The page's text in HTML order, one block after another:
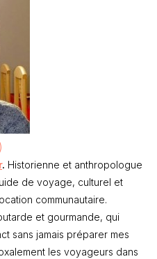
. Historienne et anthropologue
de voyage, culturel et
communautaire.
et gourmande, qui
sans jamais préparer mes
les voyageurs dans